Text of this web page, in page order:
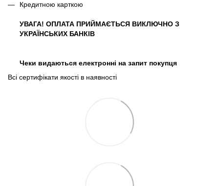
Кредитною карткою
УВАГА! ОПЛАТА ПРИЙМАЄТЬСЯ ВИКЛЮЧНО З
УКРАЇНСЬКИХ БАНКІВ
Чеки видаються електронні на запит покупця
Всі сертифікати якості в наявності